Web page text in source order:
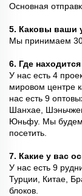
Основная
5. Каковы ваши
Мы принимаем
6. Где
У нас есть 4
мировом центре
нас есть 9
Шанхае,
Юньфу. Мы будем
посетить.
7. Какие у вас
У нас есть 9
Турции, Китае,
блоков.